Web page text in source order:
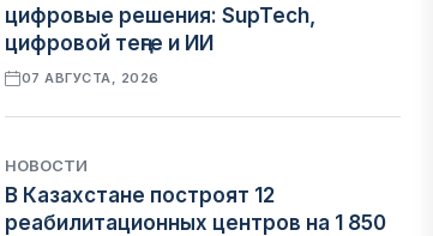
цифровые решения: SupTech,
цифровой теңге и ИИ
07 АВГУСТА, 2026
НОВОСТИ
В Казахстане построят 12
реабилитационных центров на 1 850